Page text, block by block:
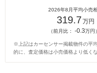
2026年8月平均小売
319.7万円
（前月比： -0.3万円）
※上記はカーセンサー掲載物件の平
的に、査定価格は小売価格より低くな